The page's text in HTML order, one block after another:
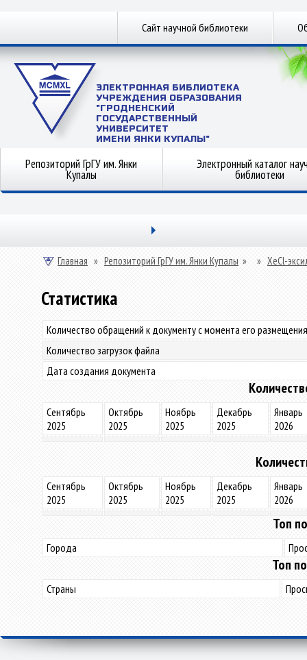
Сайт научной библиотеки
ЭЛЕКТРОННАЯ БИБЛИОТЕКА
УЧРЕЖДЕНИЯ ОБРАЗОВАНИЯ
"ГРОДНЕНСКИЙ
ГОСУДАРСТВЕННЫЙ
УНИВЕРСИТЕТ
ИМЕНИ ЯНКИ КУПАЛЫ"
Репозиторий ГрГУ им. Янки
Купалы
Электронный каталог
библиотеки
Главная » Репозиторий ГрГУ им. Янки Купалы » » ХeСl-
Статистика
Количество обращений к документу с момента его
Количество загрузок файла
Дата создания документа
Сентябрь
2025
Октябрь
2025
Ноябрь
2025
Декабрь
2025
Январь
2026
Сентябрь
2025
Октябрь
2025
Ноябрь
2025
Декабрь
2025
Январь
2026
Топ
Города
Топ
Страны